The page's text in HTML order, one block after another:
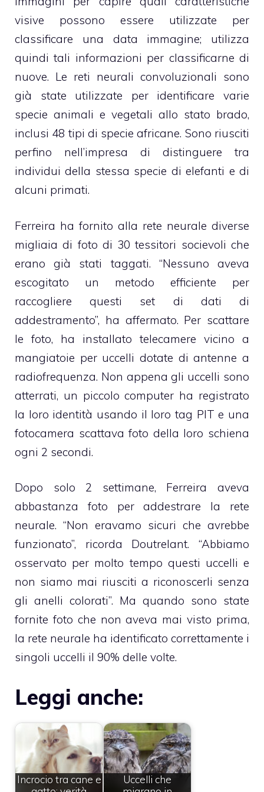
visive possono essere utilizzate per
classificare una data immagine; utilizza
quindi tali informazioni per classificarne di
nuove. Le reti neurali convoluzionali sono
già state utilizzate per identificare varie
specie animali e vegetali allo stato brado,
inclusi 48 tipi di specie africane. Sono riusciti
perfino nell’impresa di distinguere tra
individui della stessa specie di elefanti e di
alcuni primati.
Ferreira ha fornito alla rete neurale diverse
migliaia di foto di 30 tessitori socievoli che
erano già stati taggati. “Nessuno aveva
escogitato un metodo efficiente per
raccogliere questi set di dati di
addestramento”, ha affermato. Per scattare
le foto, ha installato telecamere vicino a
mangiatoie per uccelli dotate di antenne a
radiofrequenza. Non appena gli uccelli sono
atterrati, un piccolo computer ha registrato
la loro identità usando il loro tag PIT e una
fotocamera scattava foto della loro schiena
ogni 2 secondi.
Dopo solo 2 settimane, Ferreira aveva
abbastanza foto per addestrare la rete
neurale. “Non eravamo sicuri che avrebbe
funzionato”, ricorda Doutrelant. “Abbiamo
osservato per molto tempo questi uccelli e
non siamo mai riusciti a riconoscerli senza
gli anelli colorati”. Ma quando sono state
fornite foto che non aveva mai visto prima,
la rete neurale ha identificato correttamente i
singoli uccelli il 90% delle volte.
Leggi anche:
Incrocio tra cane e
Uccelli che